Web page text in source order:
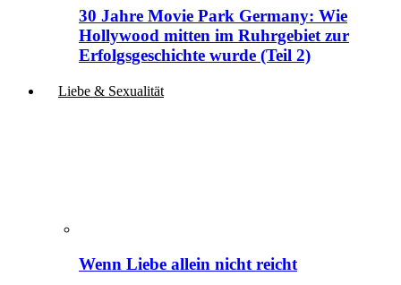
30 Jahre Movie Park Germany: Wie
Hollywood mitten im Ruhrgebiet zur
Erfolgsgeschichte wurde (Teil 2)
Liebe & Sexualität
Wenn Liebe allein nicht reicht